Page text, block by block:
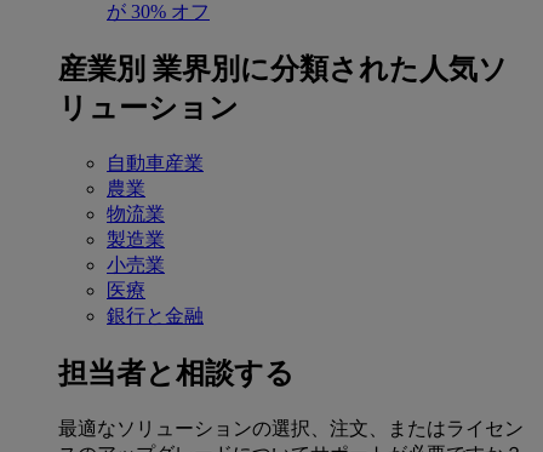
が 30% オフ
産業別 業界別に分類された人気ソ
リューション
自動車産業
農業
物流業
製造業
小売業
医療
銀行と金融
担当者と相談する
最適なソリューションの選択、注文、またはライセン